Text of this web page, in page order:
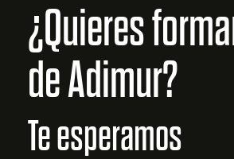
¿Quieres
de Adimur?
Te esperamos